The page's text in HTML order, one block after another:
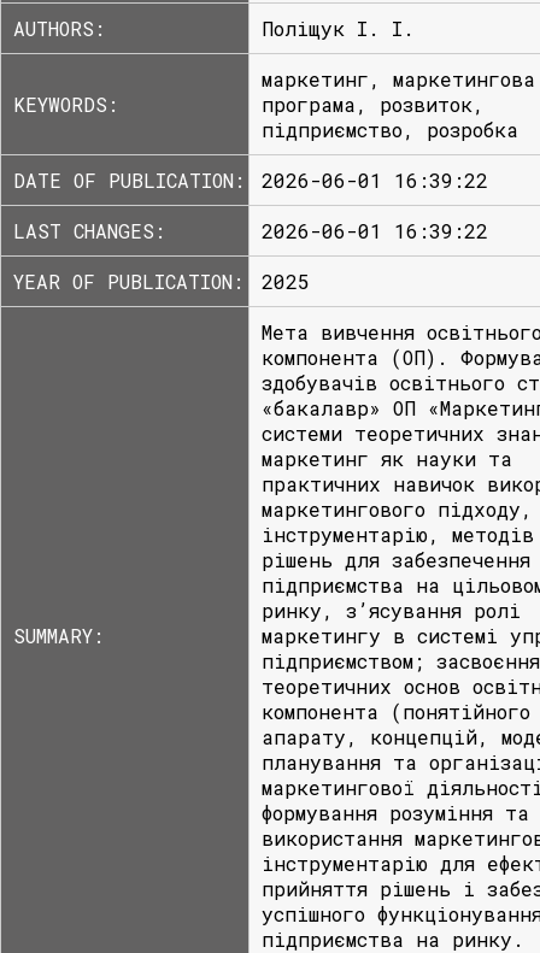
AUTHORS:
Поліщук І. І.
KEYWORDS:
маркетинг, маркетингова
програма, розвиток,
підприємство, розробка
DATE OF PUBLICATION:
2026-06-01 16:39:22
LAST CHANGES:
2026-06-01 16:39:22
YEAR OF PUBLICATION:
2025
SUMMARY:
Мета вивчення
компонента (ОП).
здобувачів освітнього
«бакалавр» ОП
системи теоретичних
маркетинг як науки та
практичних навичок
маркетингового підходу,
інструментарію,
рішень для забезпечення
підприємства на
ринку, з’ясування ролі
маркетингу в системі
підприємством; засвоєння
теоретичних основ
компонента (понятійного
апарату, концепцій,
планування та
маркетингової
формування розуміння та
використання
інструментарію для
прийняття рішень і
успішного
підприємства на ринку.